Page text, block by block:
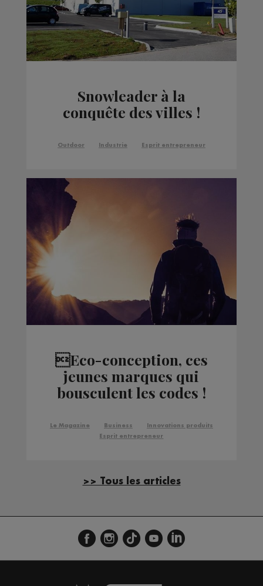
Snowleader à la
conquête des villes !
Outdoor Industrie Esprit entrepreneur
Eco-conception, ces
jeunes marques qui
bousculent les codes !
Le Magazine Business
Innovations produits
Esprit entrepreneur
>> Tous les articles